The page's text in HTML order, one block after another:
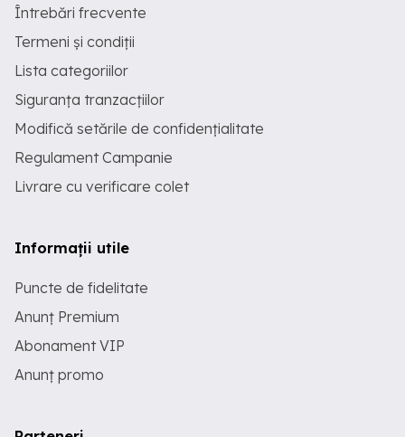
Întrebări frecvente
Termeni și condiții
Lista categoriilor
Siguranța tranzacțiilor
Modifică setările de confidențialitate
Regulament Campanie
Livrare cu verificare colet
Informații utile
Puncte de fidelitate
Anunț Premium
Abonament VIP
Anunț promo